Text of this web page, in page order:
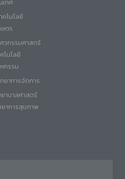
เทศ
คโนโลยี
ษตร
วกรรมศาสตร์
โนโลยี
กรรม
ยาการจัดการ
าบาลศาสตร์
ยาการสุขภาพ